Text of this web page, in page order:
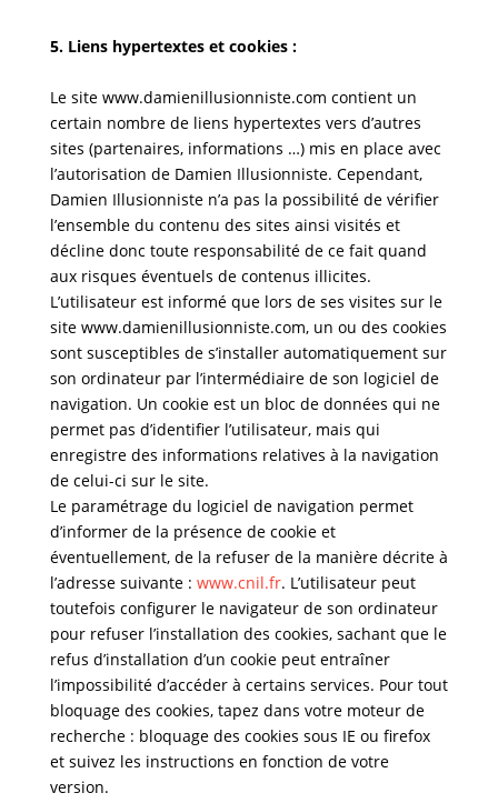
5. Liens hypertextes et cookies :
Le site www.damienillusionniste.com contient un
certain nombre de liens hypertextes vers d’autres
sites (partenaires, informations …) mis en place avec
l’autorisation de Damien Illusionniste. Cependant,
Damien Illusionniste n’a pas la possibilité de vérifier
l’ensemble du contenu des sites ainsi visités et
décline donc toute responsabilité de ce fait quand
aux risques éventuels de contenus illicites.
L’utilisateur est informé que lors de ses visites sur le
site www.damienillusionniste.com, un ou des cookies
sont susceptibles de s’installer automatiquement sur
son ordinateur par l’intermédiaire de son logiciel de
navigation. Un cookie est un bloc de données qui ne
permet pas d’identifier l’utilisateur, mais qui
enregistre des informations relatives à la navigation
de celui-ci sur le site.
Le paramétrage du logiciel de navigation permet
d’informer de la présence de cookie et
éventuellement, de la refuser de la manière décrite à
l’adresse suivante : www.cnil.fr. L’utilisateur peut
toutefois configurer le navigateur de son ordinateur
pour refuser l’installation des cookies, sachant que le
refus d’installation d’un cookie peut entraîner
l’impossibilité d’accéder à certains services. Pour tout
bloquage des cookies, tapez dans votre moteur de
recherche : bloquage des cookies sous IE ou firefox
et suivez les instructions en fonction de votre
version.